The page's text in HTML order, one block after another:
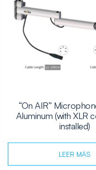
“On AIR”
Aluminum (with XLR
installed)
LEER MÁS